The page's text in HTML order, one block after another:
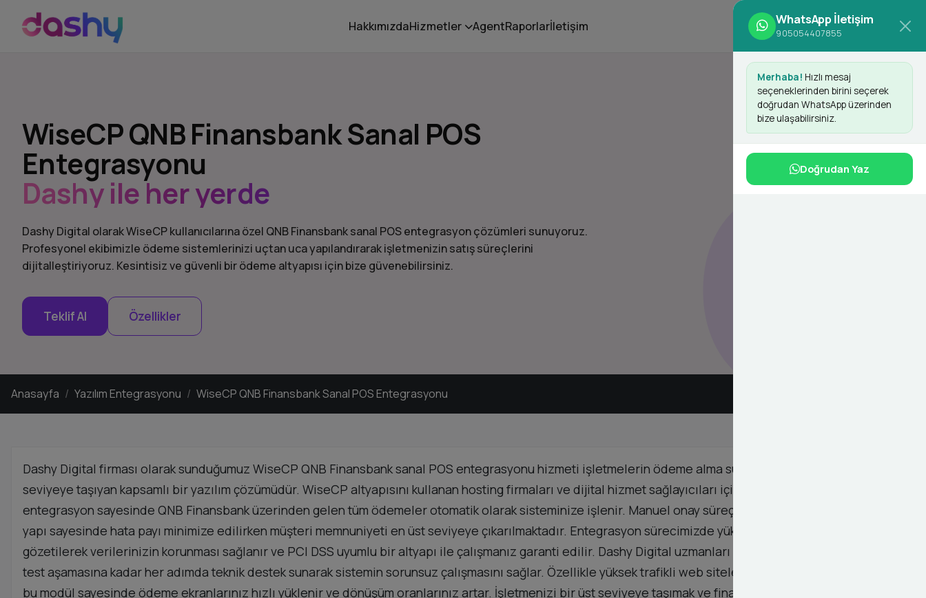
HakkımızdaHizmetler AgentRaporlarİletişim Giriş Yap Kayıt Ol
WiseCP QNB Finansbank Sanal POS
Entegrasyonu
Dashy ile her yerde
Dashy Digital olarak WiseCP kullanıcılarına özel QNB Finansbank sanal POS entegrasyon çözümleri sunuyoruz.
Profesyonel ekibimizle ödeme sistemlerinizi uçtan uca yapılandırarak işletmenizin satış süreçlerini
dijitalleştiriyoruz. Kesintisiz ve güvenli bir ödeme altyapısı için bize güvenebilirsiniz.
Teklif Al Özellikler d
Anasayfa Yazılım Entegrasyonu WiseCP QNB Finansbank Sanal POS Entegrasyonu
Dashy Digital firması olarak sunduğumuz WiseCP QNB Finansbank sanal POS entegrasyonu hizmeti işletmelerin ödeme alma süreçlerini profesyonel bir
seviyeye taşıyan kapsamlı bir yazılım çözümüdür. WiseCP altyapısını kullanan hosting firmaları ve dijital hizmet sağlayıcıları için geliştirdiğimiz bu özel
entegrasyon sayesinde QNB Finansbank üzerinden gelen tüm ödemeler otomatik olarak sisteminize işlenir. Manuel onay süreçlerini ortadan kaldıran bu
yapı sayesinde hata payı minimize edilirken müşteri memnuniyeti en üst seviyeye çıkarılmaktadır. Entegrasyon sürecimizde yüksek güvenlik standartları
gözetilerek verilerinizin korunması sağlanır ve PCI DSS uyumlu bir altyapı ile çalışmanız garanti edilir. Dashy Digital uzmanları entegrasyonun kurulumundan
test aşamasına kadar her adımda teknik destek sunarak sistemin sorunsuz çalışmasını sağlar. Özellikle yüksek trafikli web siteleri için optimize edilmiş olan
bu modül sayesinde ödeme ekranlarınız hızlı yüklenir ve dönüşüm oranlarınız artar. İşletmenizi bir üst seviyeye taşımak ve finansal süreçlerinizi otomatize
WhatsApp İletişim
905054407855
Merhaba! Hızlı mesaj
seçeneklerinden birini seçerek
doğrudan WhatsApp üzerinden
bize ulaşabilirsiniz.
Doğrudan Yaz